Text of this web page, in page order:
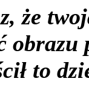
że
to